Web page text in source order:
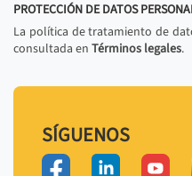
PROTECCIÓN DE DATOS
La política de tratamiento de
consultada en Términos legales.
SÍGUENOS